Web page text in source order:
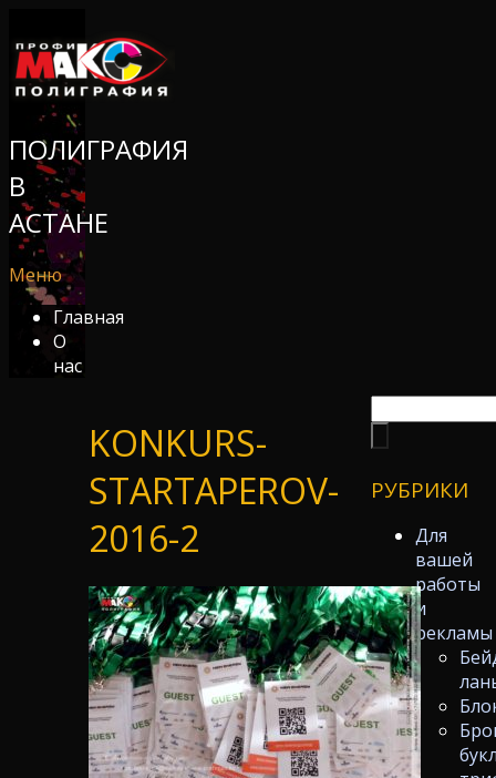
ПОЛИГРАФИЯ
В
АСТАНЕ
Меню
Главная
О
нас
РУБРИКИ
Для
вашей
работы
и
рекламы
KONKURS-
STARTAPEROV-
2016-2